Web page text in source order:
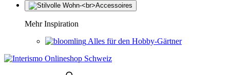
Mehr Inspiration
Alles für den Hobby-Gärtner